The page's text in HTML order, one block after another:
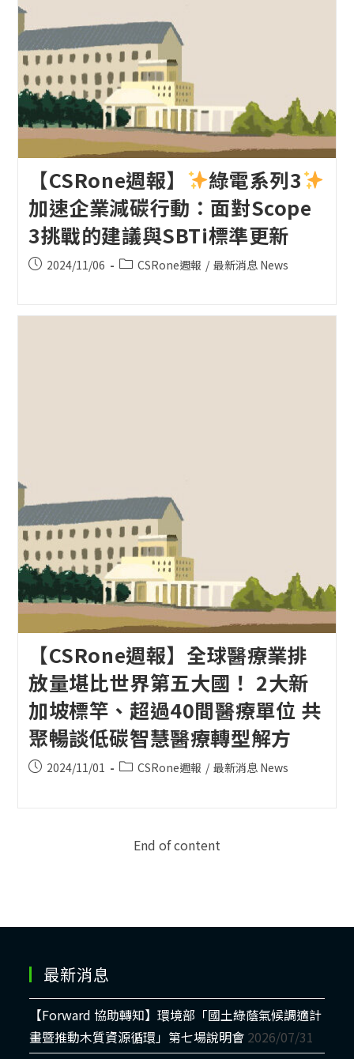
【CSRone週報】
綠電系列3
加速企業減碳行動：面對Scope
3挑戰的建議與SBTi標準更新
Post2024/11/06
PostCSRone週報 / 最新消息 News
【CSRone週報】全球醫療業排
放量堪比世界第五大國！ 2大新
加坡標竿、超過40間醫療單位 共
聚暢談低碳智慧醫療轉型解方
Post2024/11/01
PostCSRone週報 / 最新消息 News
End of content
最新消息
【Forward 協助轉知】環境部「國土綠蔭氣候調適計
畫暨推動木質資源循環」第七場說明會 2026/07/31